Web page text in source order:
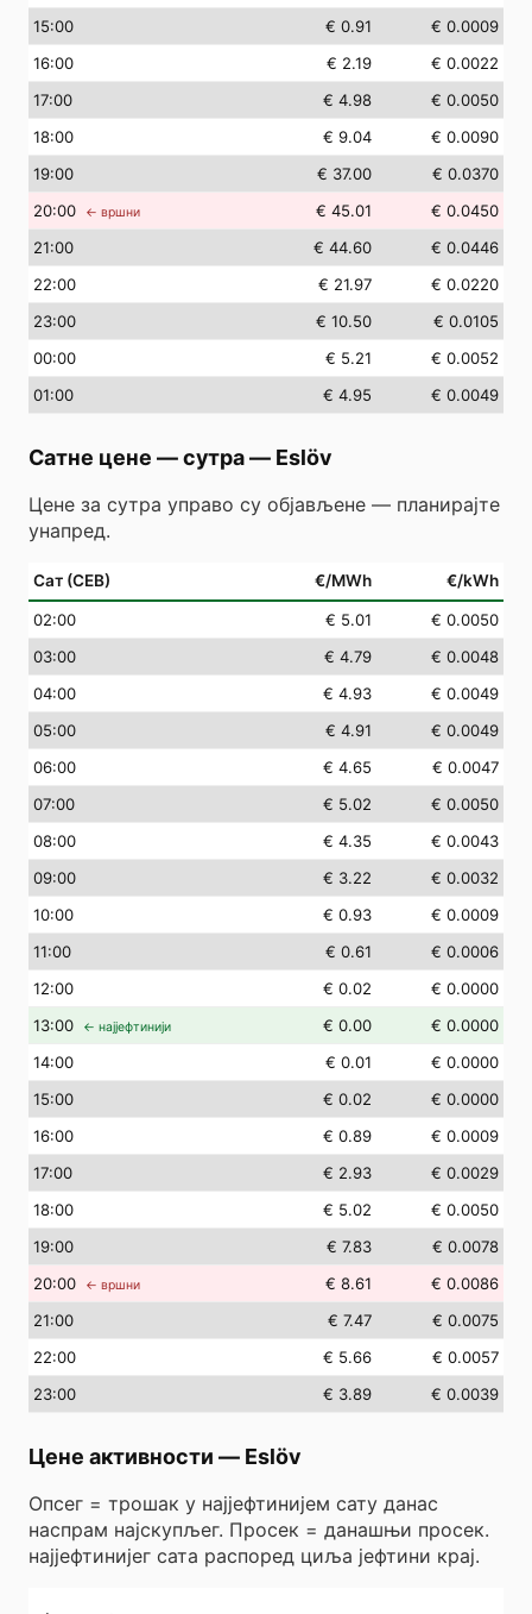
15:00 € 0.91
€ 0.0009
16:00 € 2.19
€ 0.0022
17:00 € 4.98
€ 0.0050
18:00 € 9.04
€ 0.0090
19:00 € 37.00
€ 0.0370
20:00 ← вршни € 45.01
€ 0.0450
21:00 € 44.60
€ 0.0446
22:00 € 21.97
€ 0.0220
23:00 € 10.50
€ 0.0105
00:00 € 5.21
€ 0.0052
01:00 € 4.95 € 0.0049
Сатне цене — сутра— Eslöv
Цене за сутра управо су објављене — планирајте
унапред.
Сат (СЕВ) €/MWh €/kWh
02:00 € 5.01
€ 0.0050
03:00 € 4.79
€ 0.0048
04:00 € 4.93
€ 0.0049
05:00 € 4.91
€ 0.0049
06:00 € 4.65
€ 0.0047
07:00 € 5.02
€ 0.0050
08:00 € 4.35
€ 0.0043
09:00 € 3.22
€ 0.0032
10:00 € 0.93
€ 0.0009
11:00 € 0.61
€ 0.0006
12:00 € 0.02
€ 0.0000
13:00 ← најјефтинији € 0.00
€ 0.0000
14:00 € 0.01
€ 0.0000
15:00 € 0.02
€ 0.0000
16:00 € 0.89
€ 0.0009
17:00 € 2.93
€ 0.0029
18:00 € 5.02
€ 0.0050
19:00 € 7.83
€ 0.0078
20:00 ← вршни € 8.61
€ 0.0086
21:00 € 7.47
€ 0.0075
22:00 € 5.66
€ 0.0057
23:00 € 3.89 € 0.0039
Цене активности — Eslöv
Опсег = трошак у најјефтинијем сату данас
наспрам најскупљег. Просек = данашњи просек.
најјефтинијег сата распоред циља јефтини крај.